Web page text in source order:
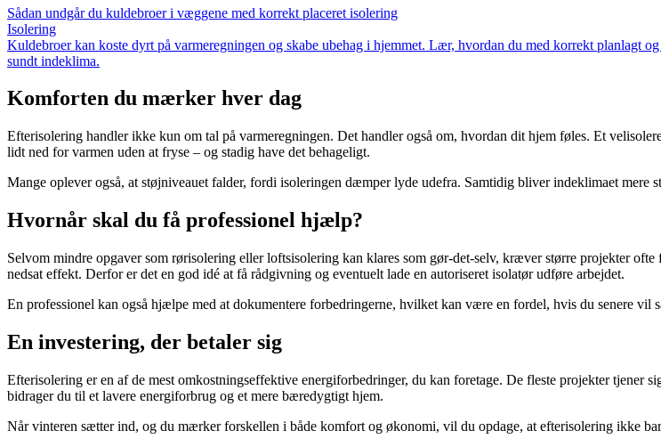
Sådan undgår du kuldebroer i væggene med korrekt placeret isolering
Isolering
Kuldebroer kan koste dyrt på varmeregningen og skabe ubehag i hjemmet. Lær, hvordan du med korrekt planlagt
sundt indeklima.
Komforten du mærker hver dag
Efterisolering handler ikke kun om tal på varmeregningen. Det handler også om, hvordan dit hjem føles. Et
lidt ned for varmen uden at fryse – og stadig have det behageligt.
Mange oplever også, at støjniveauet falder, fordi isoleringen dæmper lyde udefra. Samtidig bliver indeklimaet
Hvornår skal du få professionel hjælp?
Selvom mindre opgaver som rørisolering eller loftsisolering kan klares som gør-det-selv, kræver større projekter
nedsat effekt. Derfor er det en god idé at få rådgivning og eventuelt lade en autoriseret isolatør udføre arbejdet.
En professionel kan også hjælpe med at dokumentere forbedringerne, hvilket kan være en fordel, hvis du senere vil
En investering, der betaler sig
Efterisolering er en af de mest omkostningseffektive energiforbedringer, du kan foretage. De fleste projekter tjener
bidrager du til et lavere energiforbrug og et mere bæredygtigt hjem.
Når vinteren sætter ind, og du mærker forskellen i både komfort og økonomi, vil du opdage, at efterisolering ikke